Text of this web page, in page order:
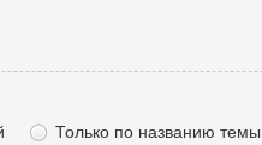
Только по названию темы